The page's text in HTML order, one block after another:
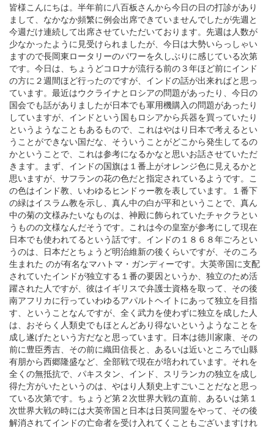
皆様こんにちは。半年前に八百板さんから今日の日の打診があり
まして、なかなか頻繁に例会出席できていませんでしたが先週と
今週だけ連続して出席させていただいております。先週は人数が
少なかったように見受けられましたが、今日は大勢いらっしゃい
ますので長岡東ロータリーのパワーを久しぶりに感じている次第
です。今日は、ちょうどコロナが流行る前の３年ほど前にインド
の方に２週間ほど行ったのですが、インドの話が出来ればと思っ
ています。最近はウクライナとロシアの問題があったり、今日の
国会でも話がありましたが日本でも軍用機購入の問題があったり
していますが、インドという国もロシアから兵器を買っていたり
というようなこともあるもので、これはやはり日本で考えるとい
うことができない国だな、そういうことがどこから発生してるの
かということで、これは参考になるかなと思いお話させていただ
きます。まず、インドの国旗は１番上がオレンジ色に見えるかと
思いますが、サフランの花の色だと指定されているようです。こ
の色はインド教、いわゆるヒンドゥー教を表しています。１番下
の緑はイスラム教を示し、真ん中の白が平和ということで、真ん
中の菊の文様みたいなものは、神殿に飾られていたチャクラとい
うものの文様なんだそうです。これは今の皇室が参考にして現在
日本でも使われてるという話です。インドの１８６８年ごろとい
うのは、日本だとちょうど明治維新の後くらいですが、そのころ
生まれた のが有名なマハトマ・ガンディーです。大英帝国に支配
されていたインドが独立する１番の要因というか、独立のため活
躍された人ですが、彼はイギリスで弁護士資格を取って、その後
南アフリカに行っていわゆるアパルトヘイトにあって独立を目指
す、ということなんですが、全く武力を使わずに独立を成した人
は、おそらく人類史でもほとんどあり得ないというようなことを
成し遂げたという方だなと思っています。日本は徳川家康、その
前に豊臣秀吉、その前に織田信長と、あるいは近いところで山縣
有朋から西郷隆盛など、全部戦で現在が培われています。それを
全くの無抵抗で、パキスタン、インド、スリランカの独立を成し
得た方がいたというのは、やはり人類史上すごいことだなと思っ
ている次第です。ちょうど第２次世界大戦の直前、あるいは第１
次世界大戦の時には大英帝国と日本は日英同盟をやって、その後
解消されてインドの亡命者を受け入れてくこともございますけれ